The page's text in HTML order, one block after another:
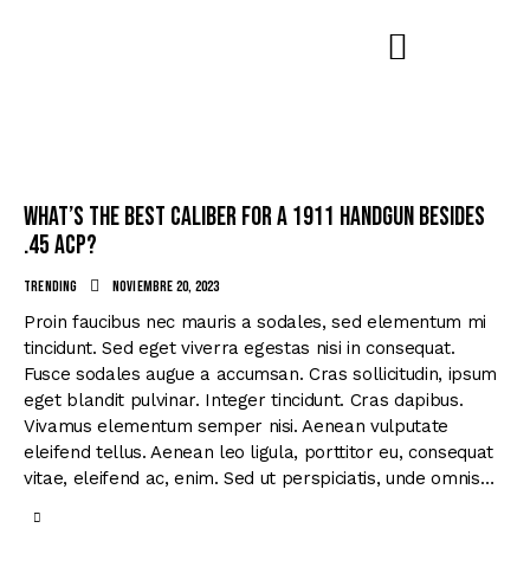
What’s the best caliber for a 1911 handgun besides
.45 ACP?
Trending noviembre 20, 2023
Proin faucibus nec mauris a sodales, sed elementum mi
tincidunt. Sed eget viverra egestas nisi in consequat.
Fusce sodales augue a accumsan. Cras sollicitudin, ipsum
eget blandit pulvinar. Integer tincidunt. Cras dapibus.
Vivamus elementum semper nisi. Aenean vulputate
eleifend tellus. Aenean leo ligula, porttitor eu, consequat
vitae, eleifend ac, enim. Sed ut perspiciatis, unde omnis…